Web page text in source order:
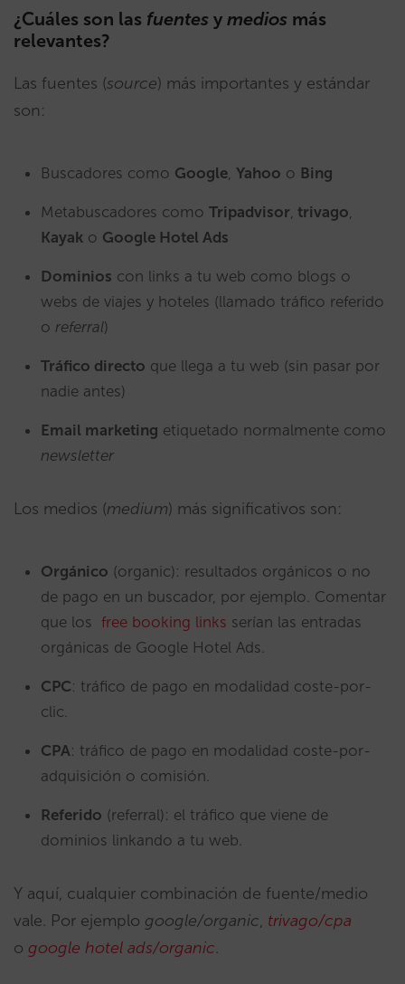
¿Cuáles son las fuentes y medios más
relevantes?
Las fuentes (source) más importantes y estándar
son:
Buscadores como Google, Yahoo o Bing
Metabuscadores como Tripadvisor, trivago,
Kayak o Google Hotel Ads
Dominios con links a tu web como blogs o
webs de viajes y hoteles (llamado tráfico referido
o referral)
Tráfico directo que llega a tu web (sin pasar por
nadie antes)
Email marketing etiquetado normalmente como
newsletter
Los medios (medium) más significativos son:
Orgánico (organic): resultados orgánicos o no
de pago en un buscador, por ejemplo. Comentar
que los free booking links serían las entradas
orgánicas de Google Hotel Ads.
CPC: tráfico de pago en modalidad coste-por-
clic.
CPA: tráfico de pago en modalidad coste-por-
adquisición o comisión.
Referido (referral): el tráfico que viene de
dominios linkando a tu web.
Y aquí, cualquier combinación de fuente/medio
vale. Por ejemplo google/organic, trivago/cpa
o google hotel ads/organic.